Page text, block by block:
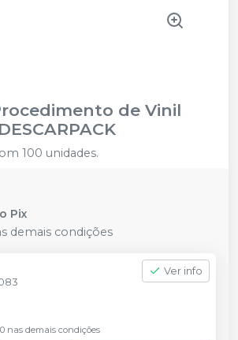
de Vinil
DESCARPACK
100 unidades.
Pix
demais condições
Ver info
nas demais condições